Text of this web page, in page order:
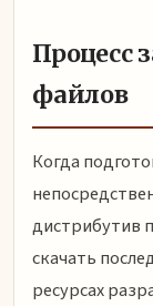
Процесс
файлов
Когда
дистрибутив
скачать
ресурсах